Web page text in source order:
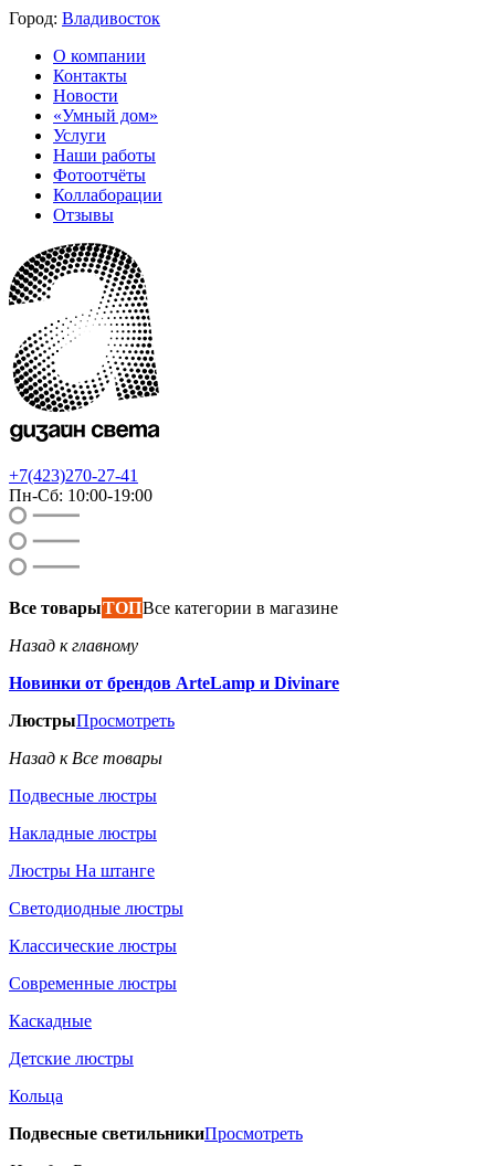
Город: Владивосток
О компании
Контакты
Новости
«Умный дом»
Услуги
Наши работы
Фотоотчёты
Коллаборации
Отзывы
+7(423)270-27-41
Пн-Сб: 10:00-19:00
Все товарыТОПВсе категории в магазине
Назад к главному
Новинки от брендов ArteLamp и Divinare
ЛюстрыПросмотреть
Назад к Все товары
Подвесные люстры
Накладные люстры
Люстры На штанге
Светодиодные люстры
Классические люстры
Современные люстры
Каскадные
Детские люстры
Кольца
Подвесные светильникиПросмотреть